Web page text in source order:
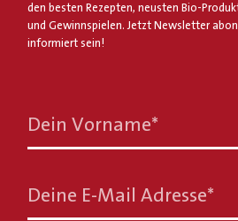
den besten Rezepten, neusten Bio-
und Gewinnspielen. Jetzt Newsletter
informiert sein!
Dein Vorname*
Deine E-Mail Adresse*